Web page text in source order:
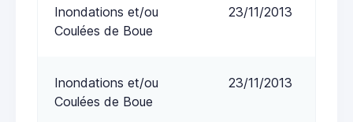
Inondations et/ou
Coulées de Boue
23/11/2013
Inondations et/ou
Coulées de Boue
23/11/2013